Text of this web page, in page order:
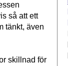
så att ett
tänkt, även
skillnad för